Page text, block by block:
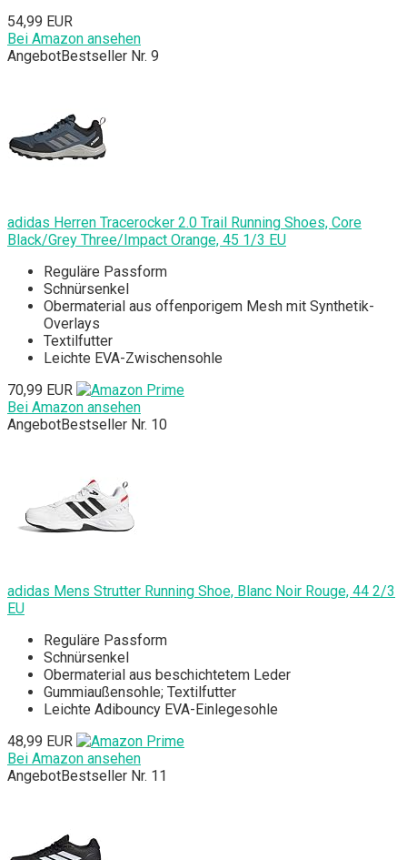
54,99 EUR
Bei Amazon ansehen
AngebotBestseller Nr. 9
adidas Herren Tracerocker 2.0 Trail Running Shoes, Core
Black/Grey Three/Impact Orange, 45 1/3 EU
Reguläre Passform
Schnürsenkel
Obermaterial aus offenporigem Mesh mit Synthetik-
Overlays
Textilfutter
Leichte EVA-Zwischensohle
70,99 EUR
Bei Amazon ansehen
AngebotBestseller Nr. 10
adidas Mens Strutter Running Shoe, Blanc Noir Rouge, 44 2/3
EU
Reguläre Passform
Schnürsenkel
Obermaterial aus beschichtetem Leder
Gummiaußensohle; Textilfutter
Leichte Adibouncy EVA-Einlegesohle
48,99 EUR
Bei Amazon ansehen
AngebotBestseller Nr. 11